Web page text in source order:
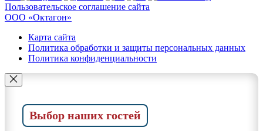
Пользовательское соглашение сайта
ООО «Октагон»
Карта сайта
Политика обработки и защиты персональных данных
Политика конфиденциальности
Выбор наших гостей